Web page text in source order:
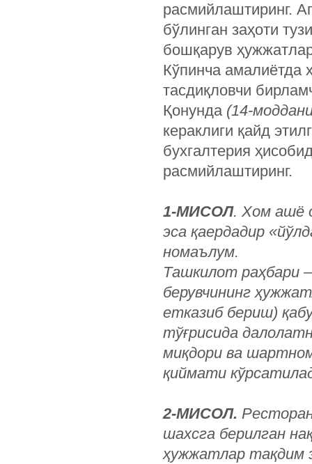
расмийлаштиринг.
бўлинган заҳоти
бошқарув
Кўпинча амалиётда
тасдиқловчи
Қонунда (14-
кераклиги қайд
бухгалтерия
расмийлаштиринг.
1-МИСОЛ. Хом ашё
эса қаердадир
номаълум.
Ташкилот раҳбари
берувчининг
етказиб бериш)
тўғрисида
миқдори ва
қиймати
2-МИСОЛ.
шахсга берилган
ҳужжатлар тақдим